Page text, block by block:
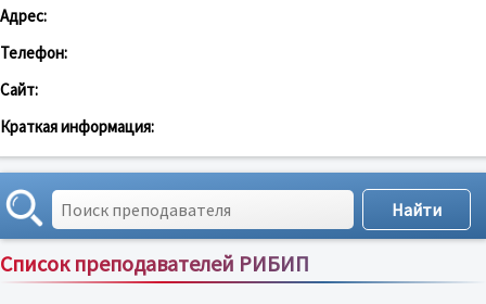
Адрес:
Телефон:
Сайт:
Краткая информация:
Список преподавателей РИБИП
Сортировка по:имени;рейтингу;отзывам